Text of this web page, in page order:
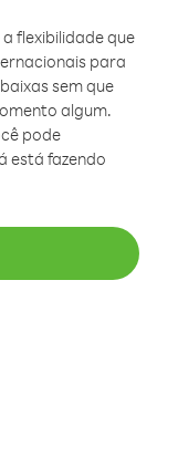
flexibilidade que
para
sem que
algum.
pode
está fazendo